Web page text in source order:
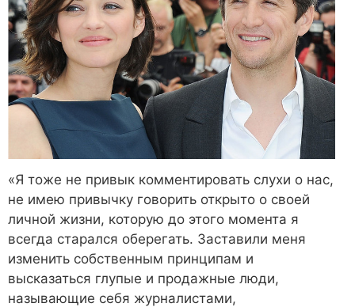
«Я тоже не привык комментировать слухи о нас,
не имею привычку говорить открыто о своей
личной жизни, которую до этого момента я
всегда старался оберегать. Заставили меня
изменить собственным принципам и
высказаться глупые и продажные люди,
называющие себя журналистами,